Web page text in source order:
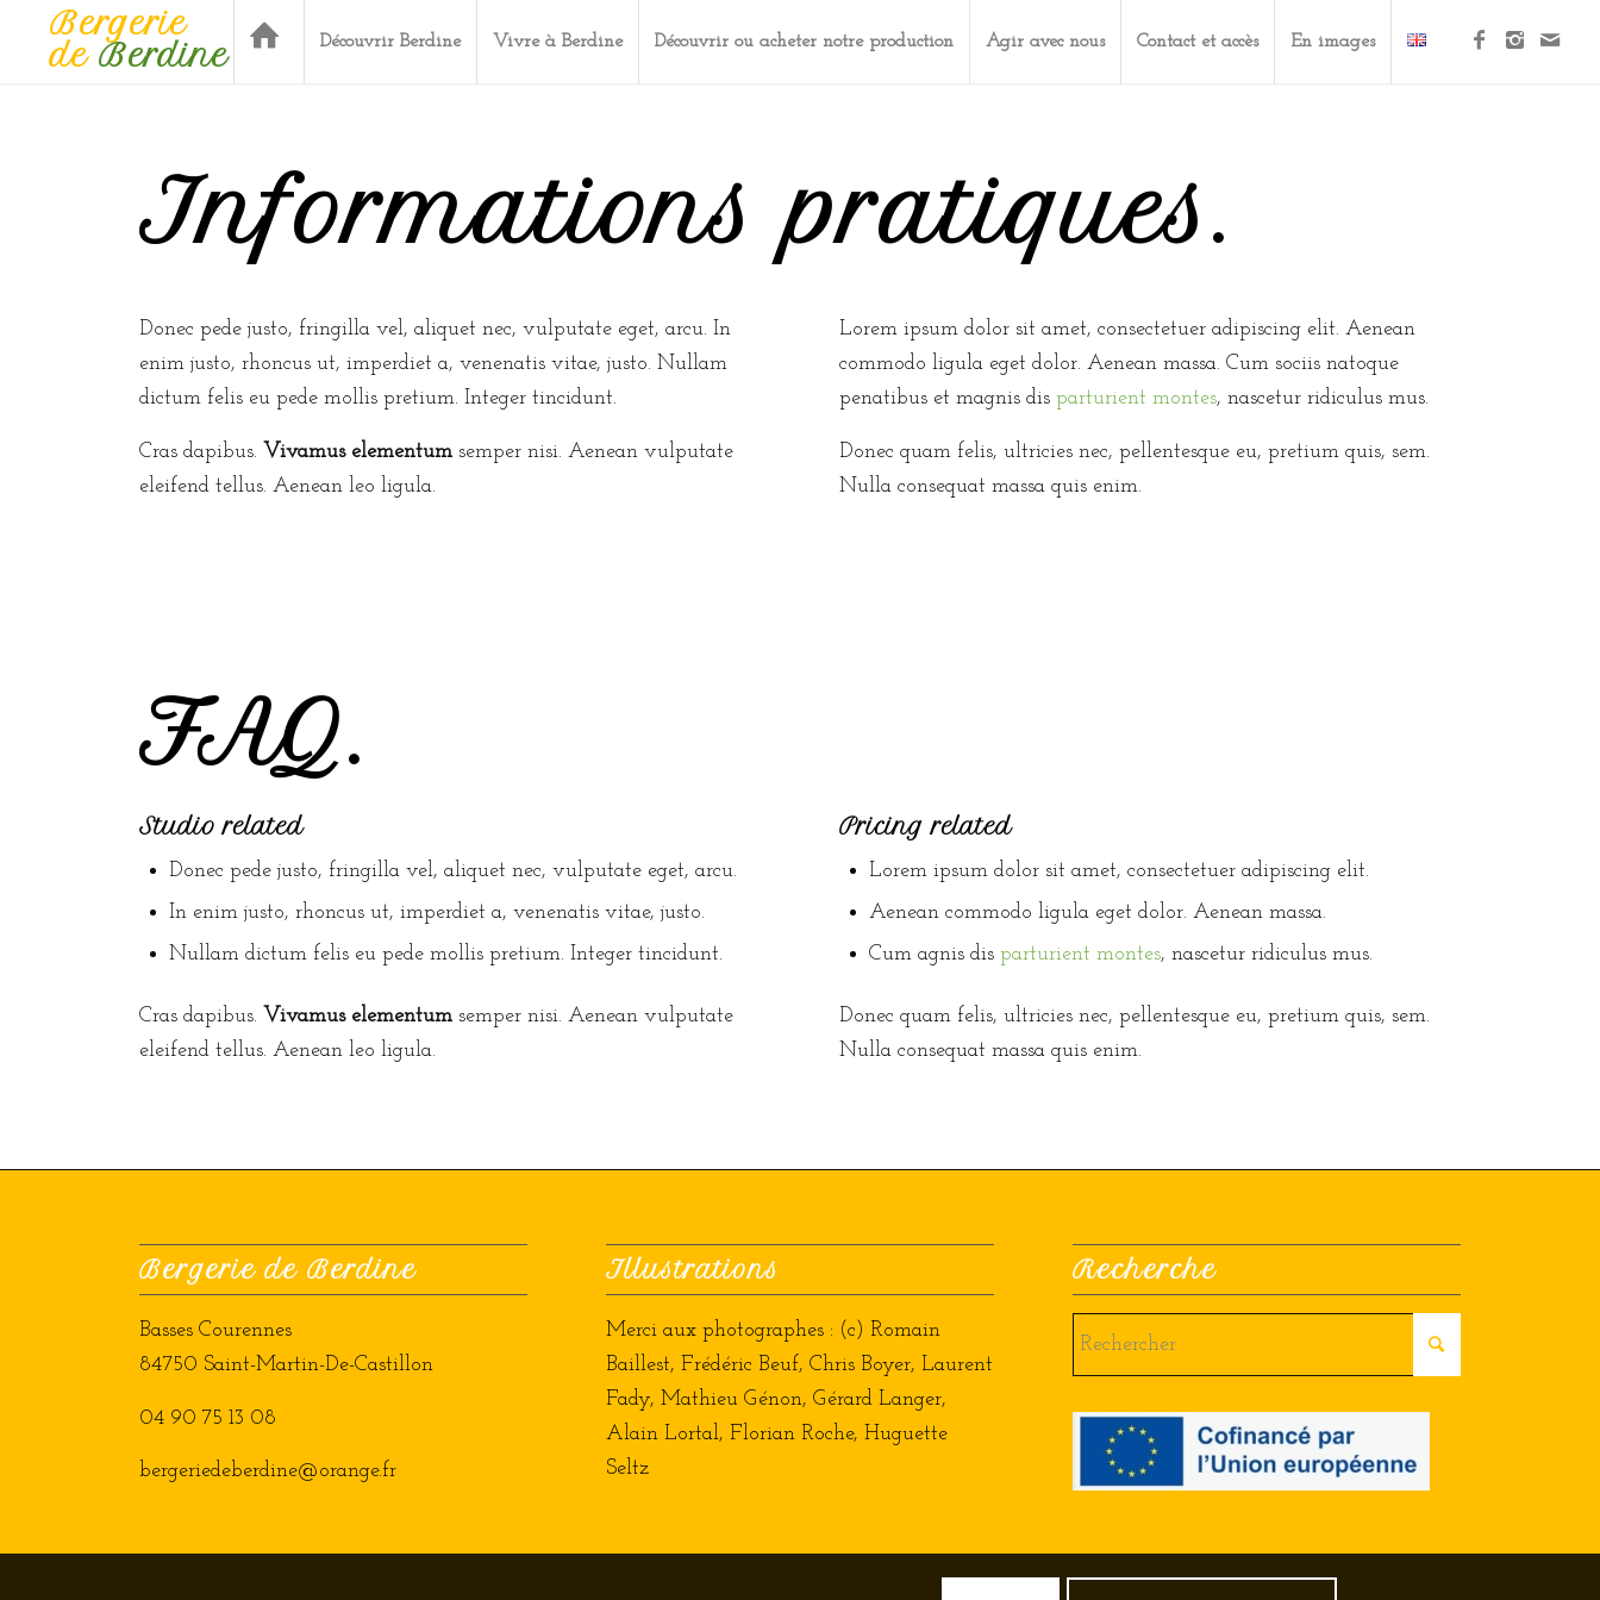
Bergerie
deBerdine Découvrir Berdine Vivre à Berdine Découvrir ou acheter notre production Agir avec nous Contact et accès En images
Informations pratiques.
Donec pede justo, fringilla vel, aliquet nec, vulputate eget, arcu. In
enim justo, rhoncus ut, imperdiet a, venenatis vitae, justo. Nullam
dictum felis eu pede mollis pretium. Integer tincidunt.
Cras dapibus. Vivamus elementum semper nisi. Aenean vulputate
eleifend tellus. Aenean leo ligula.
Lorem ipsum dolor sit amet, consectetuer adipiscing elit. Aenean
commodo ligula eget dolor. Aenean massa. Cum sociis natoque
penatibus et magnis disparturient montes, nascetur ridiculus mus.
Donec quam felis, ultricies nec, pellentesque eu, pretium quis, sem.
Nulla consequat massa quis enim.
FAQ.
Studio related
Donec pede justo, fringilla vel, aliquet nec, vulputate eget, arcu.
In enim justo, rhoncus ut, imperdiet a, venenatis vitae, justo.
Nullam dictum felis eu pede mollis pretium. Integer tincidunt.
Cras dapibus. Vivamus elementum semper nisi. Aenean vulputate
eleifend tellus. Aenean leo ligula.
Pricing related
Lorem ipsum dolor sit amet, consectetuer adipiscing elit.
Aenean commodo ligula eget dolor. Aenean massa.
Cum agnis disparturient montes, nascetur ridiculus mus.
Donec quam felis, ultricies nec, pellentesque eu, pretium quis, sem.
Nulla consequat massa quis enim.
Bergerie de Berdine
Basses Courennes
84750 Saint-Martin-De-Castillon
04 90 75 13 08
bergeriedeberdine@orange.fr
Illustrations
Merci aux photographes : (c) Romain
Baillest, Frédéric Beuf, Chris Boyer, Laurent
Fady, Mathieu Génon, Gérard Langer,
Alain Lortal, Florian Roche, Huguette
Seltz
Recherche